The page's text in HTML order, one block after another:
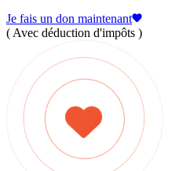
Je fais un don maintenant
( Avec déduction d'impôts )